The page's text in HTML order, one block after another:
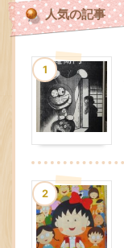
人気の記事
1
2